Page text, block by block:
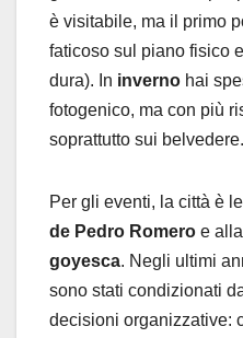
è visitabile, ma il primo
faticoso sul piano fisico
dura). In inverno hai
fotogenico, ma con più
soprattutto sui belvedere.
Per gli eventi, la città è
de Pedro Romero e
goyesca. Negli ultimi
sono stati condizionati
decisioni organizzative: